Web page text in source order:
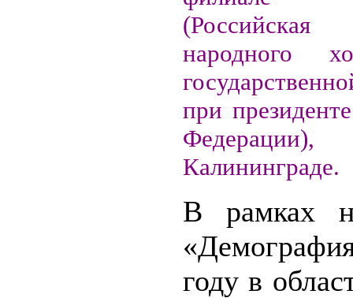
народного
при
Калининграде.
В рамках
году в